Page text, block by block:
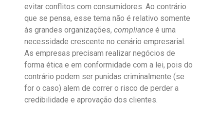
evitar conflitos com consumidores. Ao contrário
que se pensa, esse tema não é relativo somente
às grandes organizações, compliance é uma
necessidade crescente no cenário empresarial.
As empresas precisam realizar negócios de
forma ética e em conformidade com a lei, pois do
contrário podem ser punidas criminalmente (se
for o caso) alem de correr o risco de perder a
credibilidade e aprovação dos clientes.